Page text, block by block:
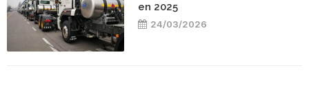
en 2025
24/03/2026